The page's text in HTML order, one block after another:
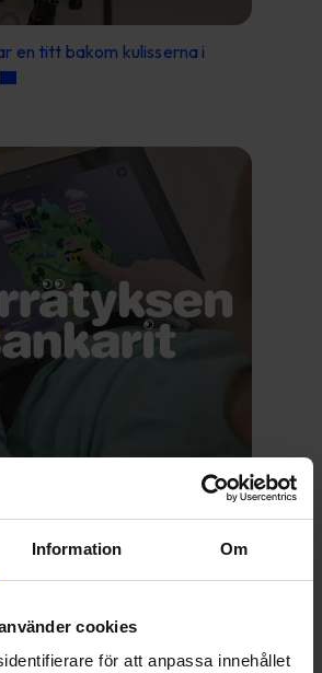
Information Om
cookies
för att anpassa innehållet
en titt bakom kulisserna i
superhjältar inom återvinning